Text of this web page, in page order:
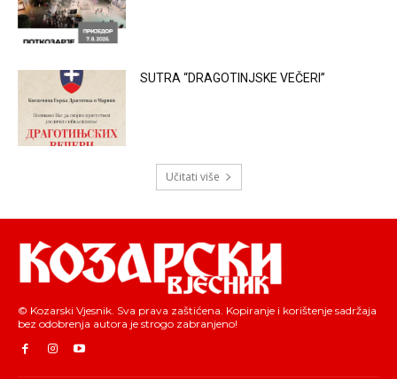
SUTRA “DRAGOTINJSKE VEČERI”
Učitati više
© Kozarski Vjesnik. Sva prava zaštićena. Kopiranje i korištenje sadržaja
bez odobrenja autora je strogo zabranjeno!